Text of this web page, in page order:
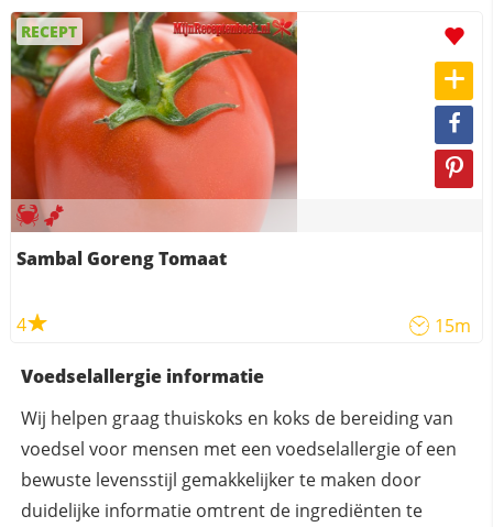
RECEPT
Sambal Goreng Tomaat
4 15m
Voedselallergie informatie
Wij helpen graag thuiskoks en koks de bereiding van
voedsel voor mensen met een voedselallergie of een
bewuste levensstijl gemakkelijker te maken door
duidelijke informatie omtrent de ingrediënten te